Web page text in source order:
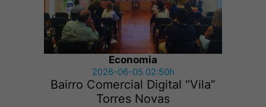
Economia
2026-06-05 02:50h
Bairro Comercial Digital “Vila”
Torres Novas